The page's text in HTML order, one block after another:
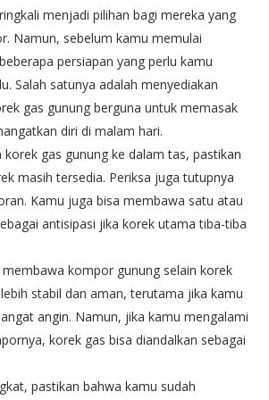
menjadi pilihan bagi mereka yang
Namun, sebelum kamu memulai
persiapan yang perlu kamu
Salah satunya adalah menyediakan
gas gunung berguna untuk memasak
diri di malam hari.
gas gunung ke dalam tas, pastikan
masih tersedia. Periksa juga tutupnya
Kamu juga bisa membawa satu atau
antisipasi jika korek utama tiba-tiba
kompor gunung selain korek
stabil dan aman, terutama jika kamu
angin. Namun, jika kamu mengalami
korek gas bisa diandalkan sebagai
pastikan bahwa kamu sudah